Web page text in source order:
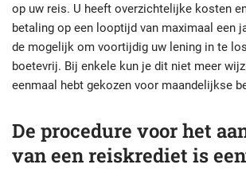
op uw reis. U heeft overzichtelijke kosten
betaling op een looptijd van maximaal een
de mogelijk om voortijdig uw lening in te
boetevrij. Bij enkele kun je dit niet meer
eenmaal hebt gekozen voor maandelijkse
De procedure voor het
van een reiskrediet is